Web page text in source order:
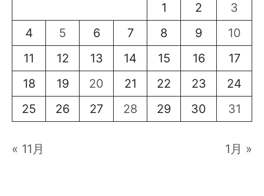
1
2
3
4
5 6 7 8 9
10
11
12 13 14 15 16
17
18
19 20 21 22 23
24
25
26 27 28 29 30 31
« 11月 1月 »